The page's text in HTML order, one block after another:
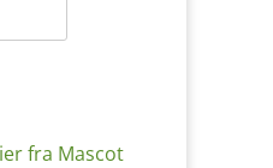
fra Mascot